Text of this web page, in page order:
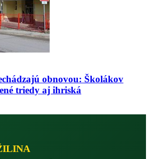
obnovou: Školákov
triedy aj ihriská